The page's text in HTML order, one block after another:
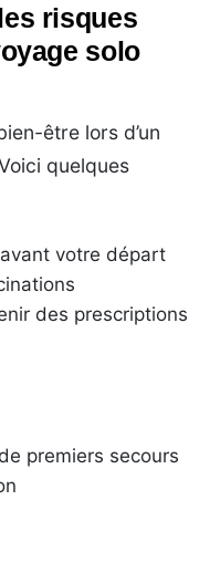
risques
solo
être lors d’un
quelques
votre départ
des prescriptions
premiers secours